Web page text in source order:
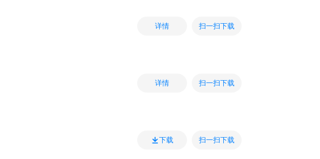
详情 扫一扫下载
详情 扫一扫下载
下载 扫一扫下载